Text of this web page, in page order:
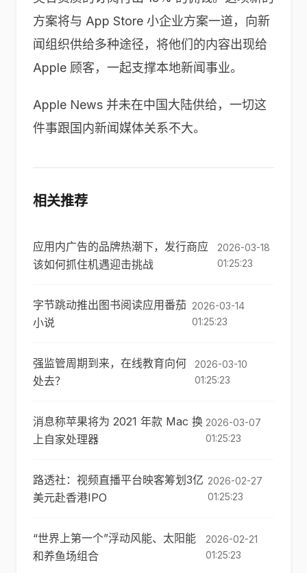
方案将与 App Store 小企业方案一道，向新
闻组织供给多种途径，将他们的内容出现给
Apple 顾客，一起支撑本地新闻事业。
Apple News 并未在中国大陆供给，一切这
件事跟国内新闻媒体关系不大。
相关推荐
应用内广告的品牌热潮下，发行商应
该如何抓住机遇迎击挑战
2026-03-18
01:25:23
字节跳动推出图书阅读应用番茄
小说
2026-03-14
01:25:23
强监管周期到来，在线教育向何
处去？
2026-03-10
01:25:23
消息称苹果将为 2021 年款 Mac 换
上自家处理器
2026-03-07
01:25:23
路透社：视频直播平台映客筹划3亿
美元赴香港IPO
2026-02-27
01:25:23
“世界上第一个”浮动风能、太阳能
和养鱼场组合
2026-02-21
01:25:23